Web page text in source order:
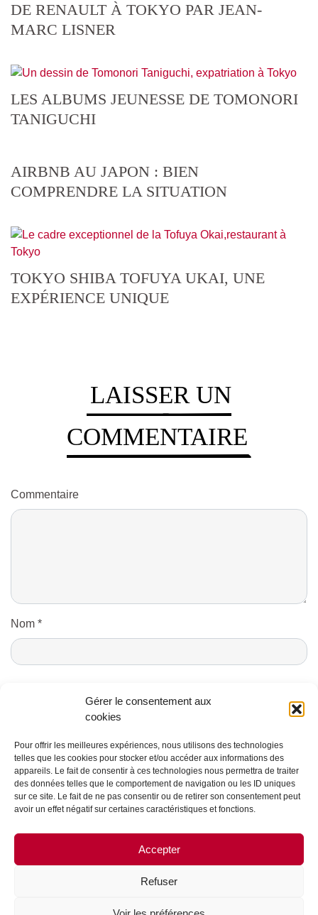
Gérer le consentement aux
cookies
Pour offrir les meilleures expériences, nous utilisons des technologies
telles que les cookies pour stocker et/ou accéder aux informations des
appareils. Le fait de consentir à ces technologies nous permettra de traiter
des données telles que le comportement de navigation ou les ID uniques
sur ce site. Le fait de ne pas consentir ou de retirer son consentement peut
avoir un effet négatif sur certaines caractéristiques et fonctions.
Accepter
Refuser
DE RENAULT À TOKYO PAR JEAN-
MARC LISNER
LES ALBUMS JEUNESSE DE TOMONORI
TANIGUCHI
AIRBNB AU JAPON : BIEN
COMPRENDRE LA SITUATION
TOKYO SHIBA TOFUYA UKAI, UNE
EXPÉRIENCE UNIQUE
LAISSER UN
COMMENTAIRE
Commentaire
Nom *